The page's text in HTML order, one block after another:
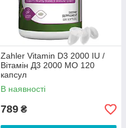
Zahler Vitamin D3 2000 IU /
Вітамін Д3 2000 МО 120
капсул
В наявності
789 ₴